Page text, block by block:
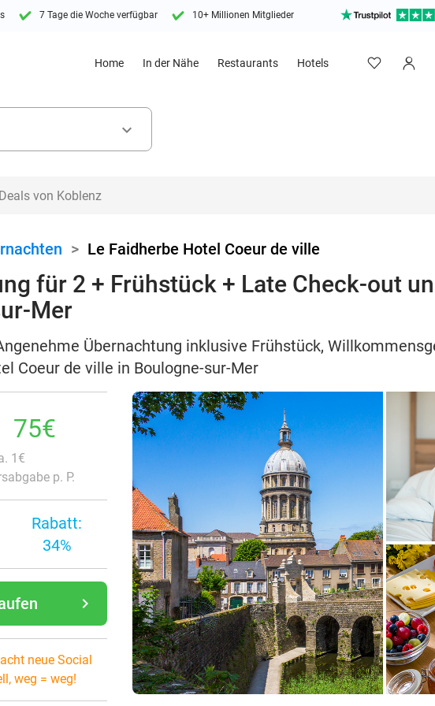
7 Tage die Woche verfügbar 10+ Millionen Mitglieder
Home In der Nähe Restaurants Hotels
keyboard_arrow_down
> Le Faidherbe Hotel Coeur de ville
für 2 + Frühstück + Late Check-out
Mer
Übernachtung inklusive Frühstück,
Coeur de ville in Boulogne-sur-Mer
75€
1€
p. P.
Rabatt:
34%
navigate_next
neue Social
weg = weg!